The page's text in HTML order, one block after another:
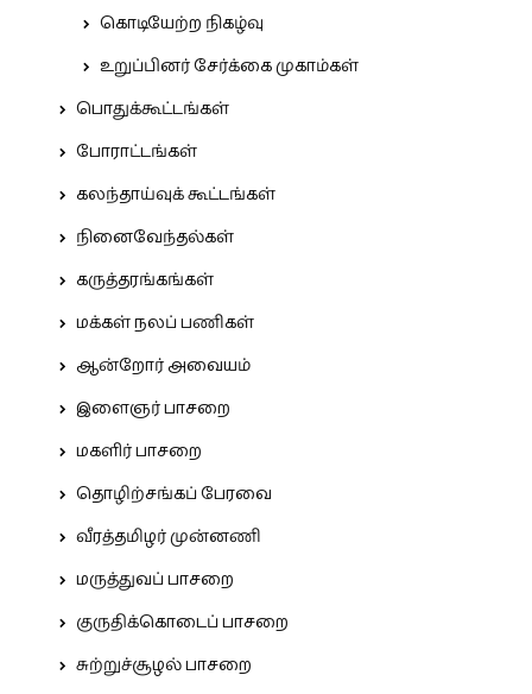
கொடியேற்ற நிகழ்வு
உறுப்பினர் சேர்க்கை முகாம்கள்
பொதுக்கூட்டங்கள்
போராட்டங்கள்
கலந்தாய்வுக் கூட்டங்கள்
நினைவேந்தல்கள்
கருத்தரங்கங்கள்
மக்கள் நலப் பணிகள்
ஆன்றோர் அவையம்
இளைஞர் பாசறை
மகளிர் பாசறை
தொழிற்சங்கப் பேரவை
வீரத்தமிழர் முன்னணி
மருத்துவப் பாசறை
குருதிக்கொடைப் பாசறை
சுற்றுச்சூழல் பாசறை